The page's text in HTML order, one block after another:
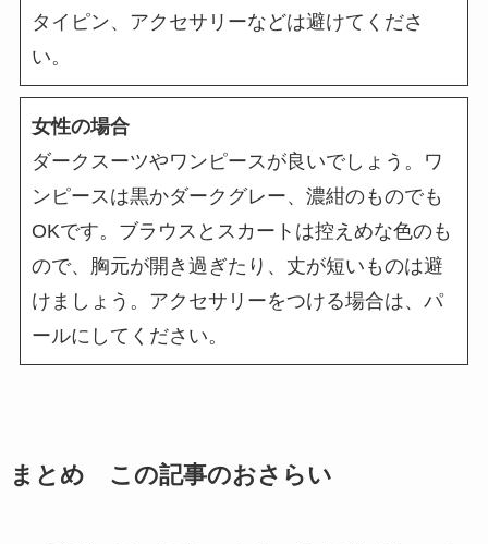
タイピン、アクセサリーなどは避けてくださ
い。
女性の場合
ダークスーツやワンピースが良いでしょう。ワ
ンピースは黒かダークグレー、濃紺のものでも
OKです。ブラウスとスカートは控えめな色のも
ので、胸元が開き過ぎたり、丈が短いものは避
けましょう。アクセサリーをつける場合は、パ
ールにしてください。
まとめ この記事のおさらい